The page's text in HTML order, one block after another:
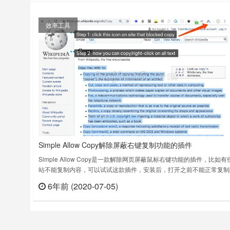
效率工具
Simple Allow Copy解除屏蔽右键复制功能的插件
Simple Allow Copy是一款解除网页屏蔽鼠标右键功能的插件，比如有
站不能复制内容，可以试试这款插件，安装后，打开之前不能正常复
websitesEnable copy and right-click on sites that blocked them#……
6年前 (2020-07-05)